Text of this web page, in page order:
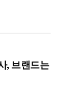
, 브랜드는